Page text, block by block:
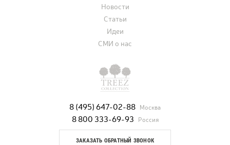
8 (495) 647-02-88 Москва
8 800 333-69-93 Россия
ЗАКАЗАТЬ ОБРАТНЫЙ ЗВОНОК
Новости
Статьи
Идеи
СМИ о нас